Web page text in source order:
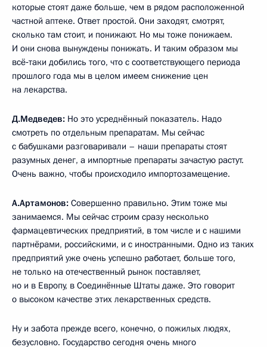
которые стоят даже больше, чем в рядом расположенной
частной аптеке. Ответ простой. Они заходят, смотрят,
сколько там стоит, и понижают. Но мы тоже понижаем.
И они снова вынуждены понижать. И таким образом мы
всё‑таки добились того, что с соответствующего периода
прошлого года мы в целом имеем снижение цен
на лекарства.
Д.Медведев: Но это усреднённый показатель. Надо
смотреть по отдельным препаратам. Мы сейчас
с бабушками разговаривали – наши препараты стоят
разумных денег, а импортные препараты зачастую растут.
Очень важно, чтобы происходило импортозамещение.
А.Артамонов: Совершенно правильно. Этим тоже мы
занимаемся. Мы сейчас строим сразу несколько
фармацевтических предприятий, в том числе и с нашими
партнёрами, российскими, и с иностранными. Одно из таких
предприятий уже очень успешно работает, больше того,
не только на отечественный рынок поставляет,
но и в Европу, в Соединённые Штаты даже. Это говорит
о высоком качестве этих лекарственных средств.
Ну и забота прежде всего, конечно, о пожилых людях,
безусловно. Государство сегодня очень много